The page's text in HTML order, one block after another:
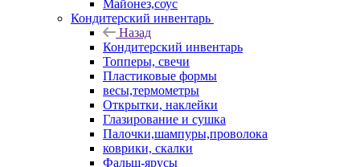
Майонез,соус
Кондитерский инвентарь
Назад
Кондитерский инвентарь
Топперы, свечи
Пластиковые формы
весы,термометры
Открытки, наклейки
Глазирование и сушка
Палочки,шампуры,проволока
коврики, скалки
Фальш-ярусы